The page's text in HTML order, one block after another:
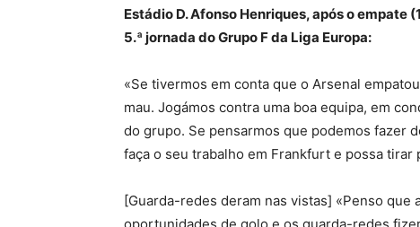
Estádio D. Afonso Henriques, após o empate
5.ª jornada do Grupo F da Liga Europa:
«Se tivermos em conta que o Arsenal
mau. Jogámos contra uma boa equipa, em
do grupo. Se pensarmos que podemos fazer
faça o seu trabalho em Frankfurt e possa tirar
[Guarda-redes deram nas vistas] «Penso que